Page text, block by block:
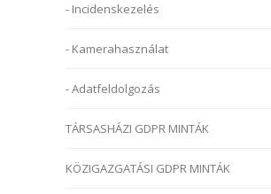
- Incidenskezelés
- Kamerahasználat
- Adatfeldolgozás
TÁRSASHÁZI GDPR MINTÁK
KÖZIGAZGATÁSI GDPR MINTÁK